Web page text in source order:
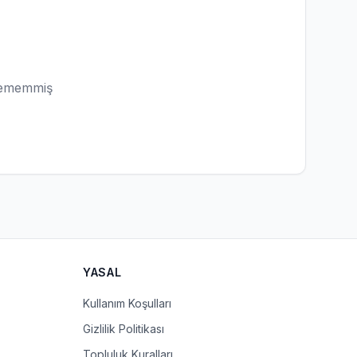
YASAL
Kullanım Koşulları
Gizlilik Politikası
Topluluk Kuralları